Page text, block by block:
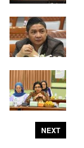
NEXT